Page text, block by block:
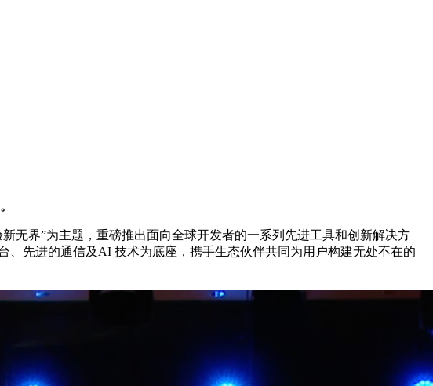
无界”为主题，重磅推出面向全球开发者的一系列先进工具和创新解决方
、先进的通信及AI 技术为底座，携手生态伙伴共同为用户构建无处不在的